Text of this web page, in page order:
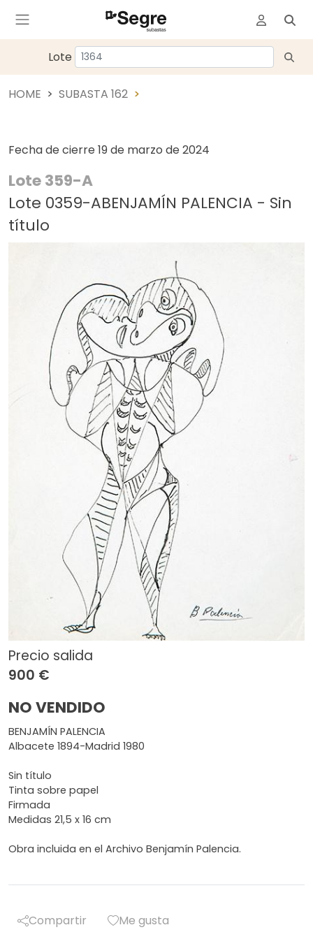
Lote
HOME SUBASTA 162
Fecha de cierre 19 de marzo de 2024
Lote 359-A
Lote 0359-ABENJAMÍN PALENCIA - Sin
título
Precio salida
900 €
NO VENDIDO
BENJAMÍN PALENCIA
Albacete 1894-Madrid 1980
Sin título
Tinta sobre papel
Firmada
Medidas 21,5 x 16 cm
Obra incluida en el Archivo Benjamín Palencia.
Compartir Me gusta